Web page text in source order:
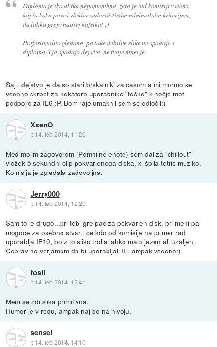
Diploma je tko al tko nepomembna, zato je tud komisiji vseeno
kaj in kako poveš, dokler zadostiš tistim minimalnim kriterijem,
da lahko grejo naprej kafetkat :)
Profesionalno gledano, pa take debilne slike ne spadajo v
diplomo. Tja spadajo dejstva, ne tvoje mnenje.
Saj...dejstvo je da so stari brskalniki za časom a mi mormo še
vseeno skrbet za nekatere uporabnike "tečne" k hočjo met
podporo za IE6 :P. Bom raje umaknil sem se odločil:)
XsenO
:: 14. feb 2014, 11:26
Med mojim zagovorom (Pomnilne enote) sem dal za "chillout"
vložek 5 sekundni clip pokvarjenega diska, ki špila tetris muziko.
Komisija je zgledala zadovoljna.
Jerry000
:: 14. feb 2014, 12:20
Sam to je drugo...pri tebi gre pac za pokvarjen disk, pri meni pa
mogoce za osebno stvar...ce kdo od komisije na primer rad
uporablja IE10, bo z to sliko trolla lahko malo jezen ali uzaljen.
Ceprav ne verjamem da bi uporabljali IE, ampak vseeno:)
fosil
:: 14. feb 2014, 12:41
Meni se zdi slika primitivna.
Humor je v redu, ampak naj bo na nivoju.
sensei
:: 14. feb 2014, 14:10